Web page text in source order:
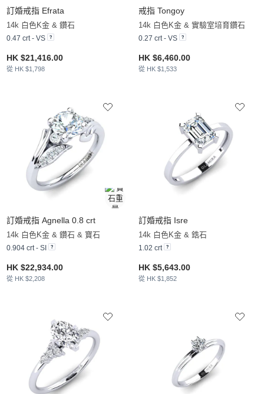
訂婚戒指 Efrata
14k 白色K金 & 鑽石
0.47 crt - VS
HK $21,416.00
從 HK $1,798
戒指 Tongoy
14k 白色K金 & 實驗室培育鑽石
0.27 crt - VS
HK $6,460.00
從 HK $1,533
訂婚戒指 Agnella 0.8 crt
14k 白色K金 & 鑽石 & 寶石
0.904 crt - SI
HK $22,934.00
從 HK $2,208
訂婚戒指 Isre
14k 白色K金 & 鋯石
1.02 crt
HK $5,643.00
從 HK $1,852